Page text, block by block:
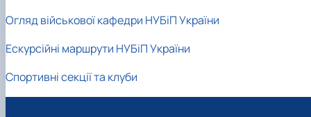
Огляд військової кафедри НУБіП України
Ескурсійні маршрути НУБіП України
Спортивні секції та клуби